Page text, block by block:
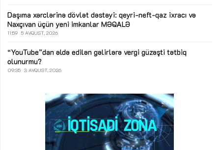
Daşıma xərclərinə dövlət dəstəyi: qeyri-neft-qaz ixracı və
Naxçıvan üçün yeni imkanlar MƏQALƏ
11:59 5 AVQUST, 2026
“YouTube”dan əldə edilən gəlirlərə vergi güzəşti tətbiq
olunurmu?
09:35 3 AVQUST, 2026